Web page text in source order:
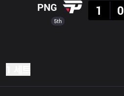
5th
PNG
1
0